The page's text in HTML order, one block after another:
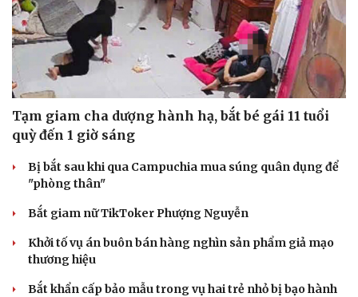
Văn hóa
Sân khấu - Điện ảnh
Văn học
Di sản
Giải trí
Nghệ sĩ
Thời trang
Tạm giam cha dượng hành hạ, bắt bé gái 11 tuổi
quỳ đến 1 giờ sáng
Bị bắt sau khi qua Campuchia mua súng quân dụng để
"phòng thân"
Bắt giam nữ TikToker Phượng Nguyễn
Khởi tố vụ án buôn bán hàng nghìn sản phẩm giả mạo
thương hiệu
Bắt khẩn cấp bảo mẫu trong vụ hai trẻ nhỏ bị bạo hành